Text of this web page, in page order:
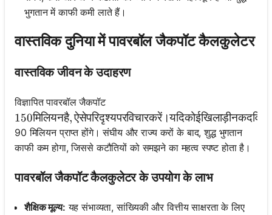
भुगतान में काफी कमी लाते हैं।
वास्तविक दुनिया में पावरबॉल जैकपॉट कैलकुलेटर
वास्तविक जीवन के उदाहरण
विज्ञापित पावरबॉल जैकपॉट
150 मिलियन है, ऐसे परिदृश्य पर विचार करें। यदि कोई
150मिलियनहै,
90 मिलियन प्राप्त होंगे। संघीय और राज्य करों के बाद, शुद्ध भुगतान
काफी कम होगा, जिससे कटौतियों को समझने का महत्व स्पष्ट होता है।
पावरबॉल जैकपॉट कैलकुलेटर के उपयोग के लाभ
शैक्षिक मूल्य: यह संभाव्यता, सांख्यिकी और वित्तीय साक्षरता के लिए